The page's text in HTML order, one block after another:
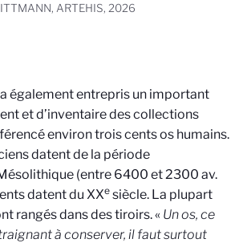
ARTEHIS, 2026
également entrepris un important
et d’inventaire des collections
environ trois cents os humains.
datent de la période
(entre 6400 et 2300 av.
datent du XXe siècle. La plupart
rangés dans des tiroirs. « Un os, ce
à conserver, il faut surtout